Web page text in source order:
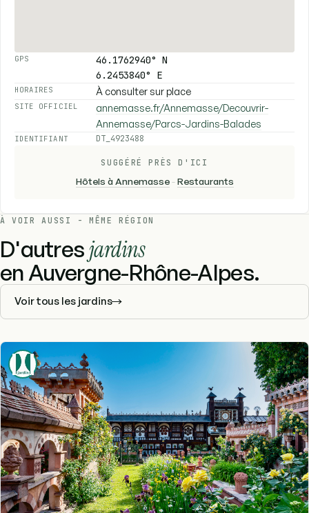
GPS
46.1762940° N
6.2453840° E
HORAIRES À consulter sur place
SITE OFFICIEL
annemasse.fr/Annemasse/Decouvrir-
Annemasse/Parcs-Jardins-Balades
IDENTIFIANT DT_4923488
SUGGÉRÉ PRÈS D'ICI
Hôtels à Annemasse -Restaurants
À VOIR AUSSI - MÊME RÉGION
D'autresjardins
en Auvergne-Rhône-Alpes.
Voir tous les jardins